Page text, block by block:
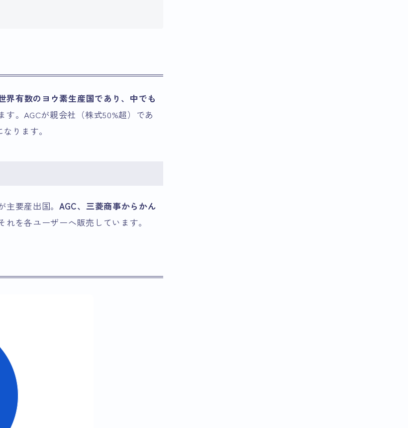
界有数のヨウ素生産国であり、中でも
す。AGCが親会社（株式50%超）であ
ります。
主要産出国。AGC、三菱商事からかん
れを各ユーザーへ販売しています。